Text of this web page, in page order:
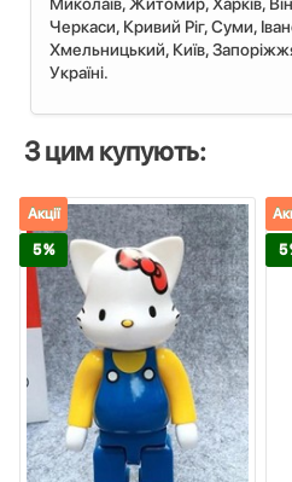
Миколаїв, Житомир, Харків,
Черкаси, Кривий Ріг, Суми,
Хмельницький, Київ,
Україні.
З цим купують:
Акції
5 % 5